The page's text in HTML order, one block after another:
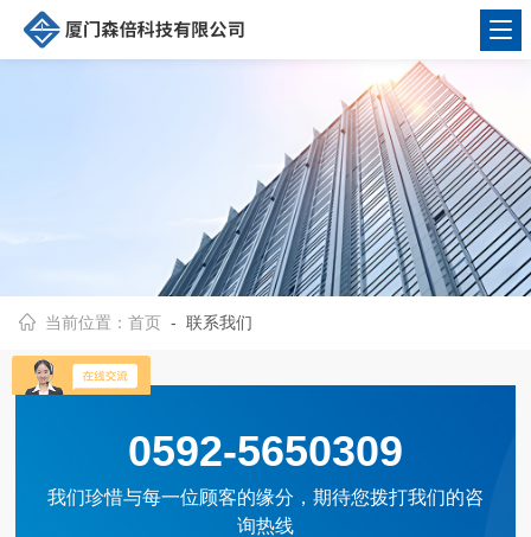
当前位置：首页 - 联系我们
0592-5650309
我们珍惜与每一位顾客的缘分，期待您拨打我们的咨
询热线